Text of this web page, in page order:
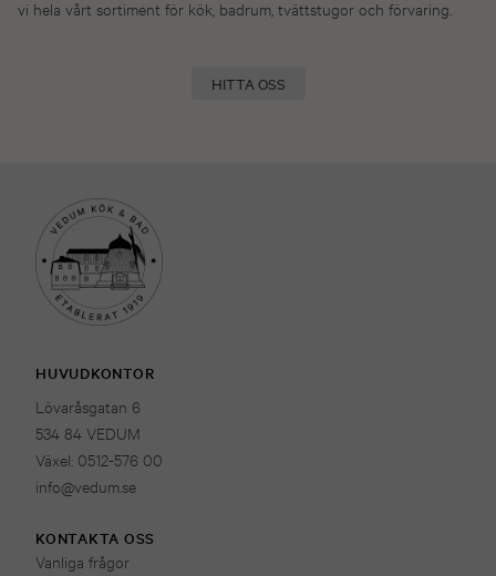
vi hela vårt sortiment för kök, badrum, tvättstugor och förvaring.
HITTA OSS
HUVUDKONTOR
Lövaråsgatan 6
534 84 VEDUM
Växel: 0512-576 00
info@vedum.se
KONTAKTA OSS
Vanliga frågor